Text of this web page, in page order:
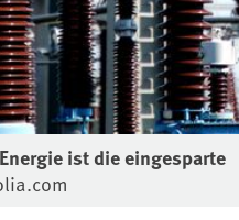
ist die eingesparte